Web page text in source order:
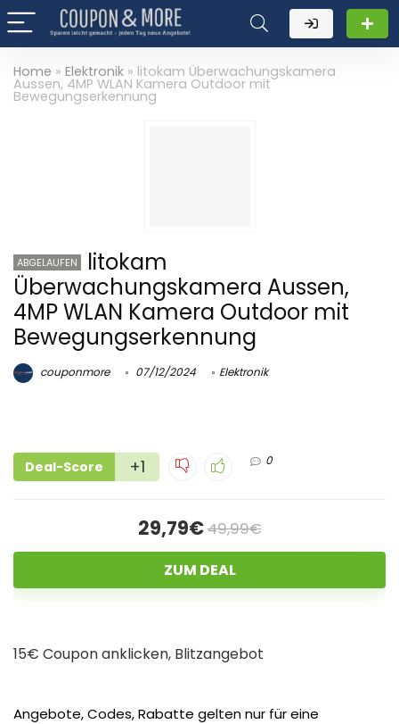
Home » Elektronik » litokam Überwachungskamera
Aussen, 4MP WLAN Kamera Outdoor mit
Bewegungserkennung
ABGELAUFEN
litokam
Überwachungskamera Aussen,
4MP WLAN Kamera Outdoor mit
Bewegungserkennung
couponmore 07/12/2024 Elektronik
Deal-Score +1 0
29,79€49,99€
ZUM DEAL
15€ Coupon anklicken, Blitzangebot
Angebote, Codes, Rabatte gelten nur für eine